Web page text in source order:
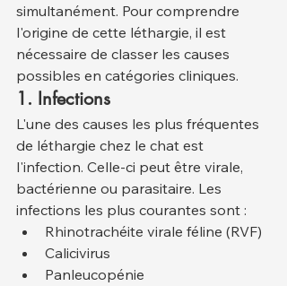
simultanément. Pour comprendre
l'origine de cette léthargie, il est
nécessaire de classer les causes
possibles en catégories cliniques.
1. Infections
L'une des causes les plus fréquentes
de léthargie chez le chat est
l'infection. Celle-ci peut être virale,
bactérienne ou parasitaire. Les
infections les plus courantes sont :
Rhinotrachéite virale féline (RVF)
Calicivirus
Panleucopénie